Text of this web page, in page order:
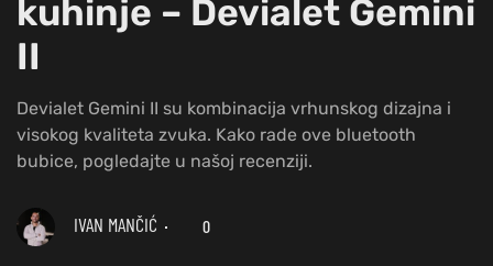
kuhinje – Devialet Gemini
II
Devialet Gemini II su kombinacija vrhunskog dizajna i
visokog kvaliteta zvuka. Kako rade ove bluetooth
bubice, pogledajte u našoj recenziji.
IVAN MANČIĆ 0